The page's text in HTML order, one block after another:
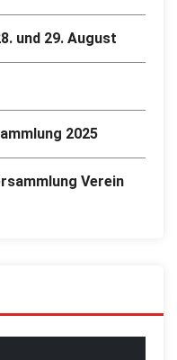
und 29. August
2025
Verein